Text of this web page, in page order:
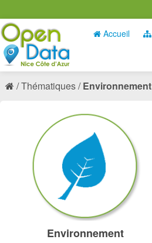
Accueil
Thématiques Environnement
Environnement